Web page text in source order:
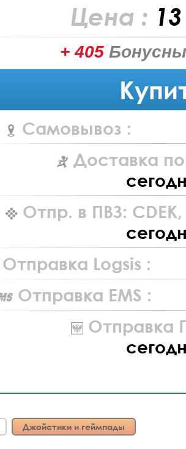
Цена :
+ 405
Самовывоз :
Доставка
Отпр. в ПВЗ: CDEK,
Отправка Logsis :
Отправка EMS :
Отправка
Джойстики и геймпады